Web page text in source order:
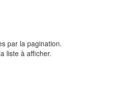
par la pagination.
liste à afficher.